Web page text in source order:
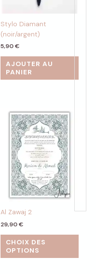
Stylo Diamant
(noir/argent)
5,90€
AJOUTER AU
PANIER
Al Zawaj 2
29,90€
CHOIX DES
OPTIONS